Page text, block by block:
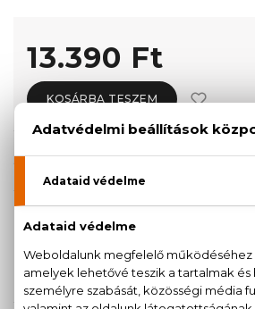
13.390 Ft
KOSÁRBA TESZEM
KAPCSOLÓDÓ TERMÉKEK